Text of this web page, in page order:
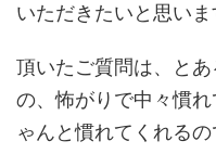
いただきたいと思いま
頂いたご質問は、と
の、怖がりで中々慣
ゃんと慣れてくれる